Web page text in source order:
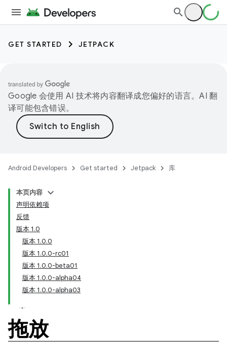
GET STARTED JETPACK
Google 会使用 AI 技术将内容翻译成您偏好的语言。AI 翻
译可能包含错误。
Android Developers Get started Jetpack 库
本页内容
声明依赖项
反馈
版本 1.0
版本 1.0.0
版本 1.0.0-rc01
版本 1.0.0-beta01
版本 1.0.0-alpha04
版本 1.0.0-alpha03
拖放